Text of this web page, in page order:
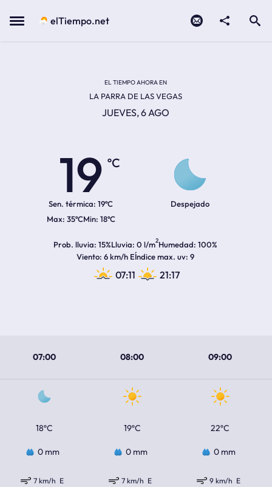
Menu elTiempo.net
EL TIEMPO AHORA EN
LA PARRA DE LAS VEGAS
JUEVES, 6 AGO
19
ºC
Sen. térmica: 19ºC
35ºC 18ºC
Despejado
Prob. lluvia 15%Lluvia 0 l/m2Humedad 100%
Viento 6 km/h EÍndice max. uv 9
07:11 21:17
07:00 08:00 09:00
18ºC 19ºC 22ºC
0 mm 0 mm 0 mm
7 km/h E 7 km/h E 9 km/h E